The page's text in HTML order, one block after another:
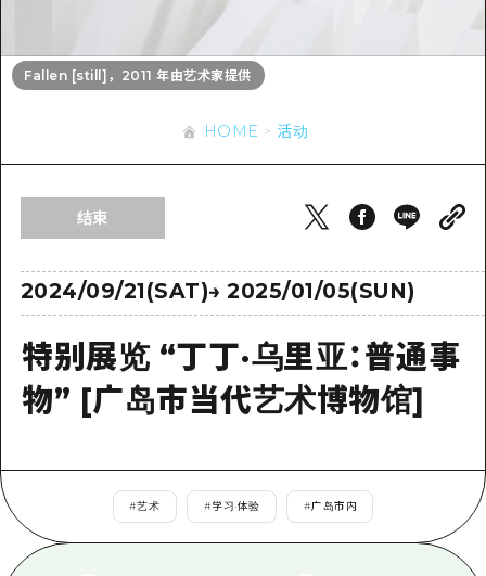
美食·酒水
骑自行车
夜晚生活
世界遗产
学习·体验
历史·文化
治愈
广岛市内
安艺
答对了
美北
东山口
短途旅行
半天
1晚2天
2晚3天
广岛市内
安艺
东山口
爱媛
岛根
应时信息
访问访问
次要流量摘要
设施拥堵
行李寄存和运送服务
广岛表情周游券
面向外国游客的街角旅游信息中心
志愿者指南
HOME
HOME 活动
结束
2024/09/21(SAT)→2025/01/05(SUN)
特别展览 “丁丁·乌里亚：普通事
物” [广岛市当代艺术博物馆]
#艺术 #学习·体验 #广岛市内
Fallen [still]，2011 年由艺术家提供